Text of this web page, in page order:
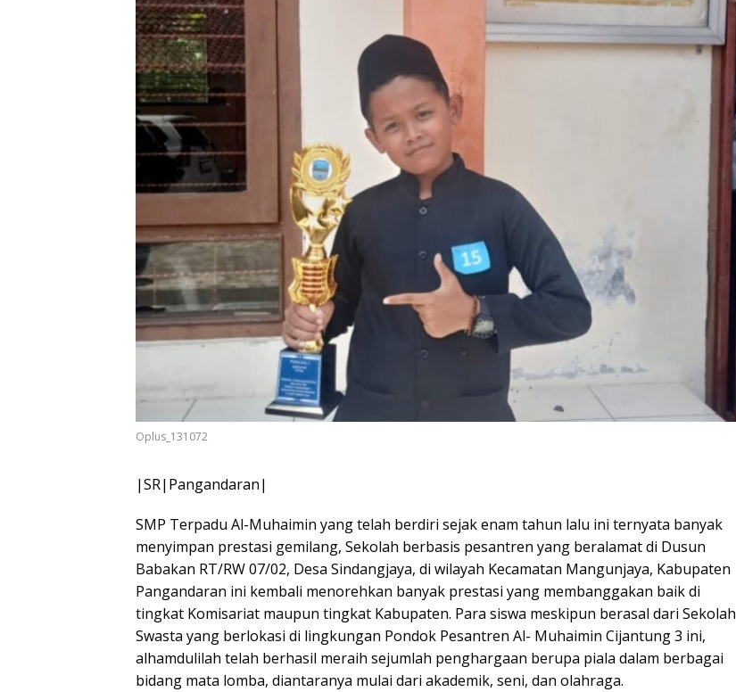
Oplus_131072
|SR|Pangandaran|
SMP Terpadu Al-Muhaimin yang telah berdiri sejak enam tahun lalu ini ternyata banyak
menyimpan prestasi gemilang, Sekolah berbasis pesantren yang beralamat di Dusun
Babakan RT/RW 07/02, Desa Sindangjaya, di wilayah Kecamatan Mangunjaya, Kabupaten
Pangandaran ini kembali menorehkan banyak prestasi yang membanggakan baik di
tingkat Komisariat maupun tingkat Kabupaten. Para siswa meskipun berasal dari Sekolah
Swasta yang berlokasi di lingkungan Pondok Pesantren Al- Muhaimin Cijantung 3 ini,
alhamdulilah telah berhasil meraih sejumlah penghargaan berupa piala dalam berbagai
bidang mata lomba, diantaranya mulai dari akademik, seni, dan olahraga.